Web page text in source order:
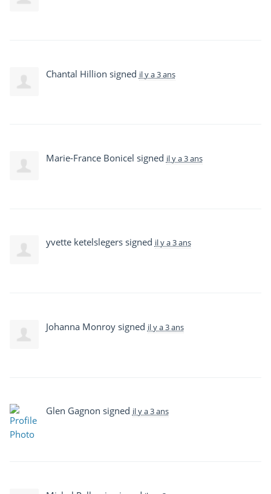
Chantal Hillion signed il y a 3 ans
Marie-France Bonicel signed il y a 3 ans
yvette ketelslegerssigned il y a 3 ans
Johanna Monroysigned il y a 3 ans
Glen Gagnon signed il y a 3 ans